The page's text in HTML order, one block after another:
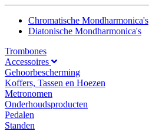
Chromatische Mondharmonica's
Diatonische Mondharmonica's
Trombones
Accessoires
Gehoorbescherming
Koffers, Tassen en Hoezen
Metronomen
Onderhoudsproducten
Pedalen
Standen